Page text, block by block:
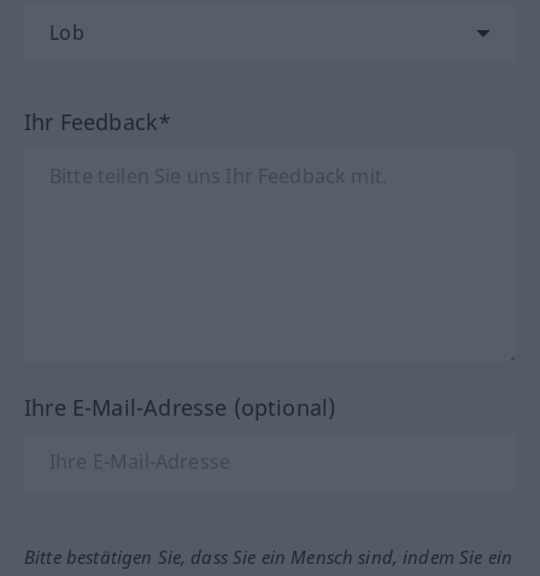
Ihr Feedback*
Ihre E-Mail-Adresse (optional)
Bitte bestätigen Sie, dass Sie ein Mensch sind, indem Sie ein